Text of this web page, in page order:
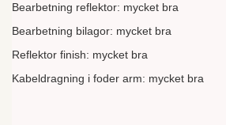
Bearbetning reflektor: mycket bra
Bearbetning bilagor: mycket bra
Reflektor finish: mycket bra
Kabeldragning i foder arm: mycket bra